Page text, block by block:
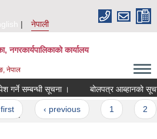
नेपाली
नगरकार्यपालिकाको कार्यालय
नेपाल
गर्ने सम्बन्धी सूचना । बोलपत्र आब्हानको
‹ previous
|